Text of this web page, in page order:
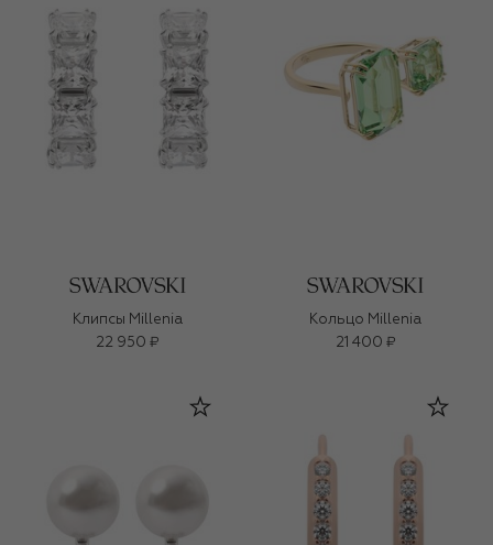
Клипсы Millenia
22 950 ₽
Кольцо Millenia
21 400 ₽